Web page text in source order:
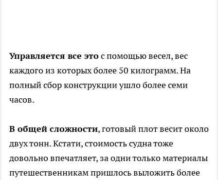
Управляется все этос помощью весел, вес
каждого из которых более 50 килограмм. На
полный сбор конструкции ушло более семи
часов.
В общей сложности, готовый плот весит около
двух тонн. Кстати, стоимость судна тоже
довольно впечатляет, за одни только материалы
путешественникам пришлось выложить более